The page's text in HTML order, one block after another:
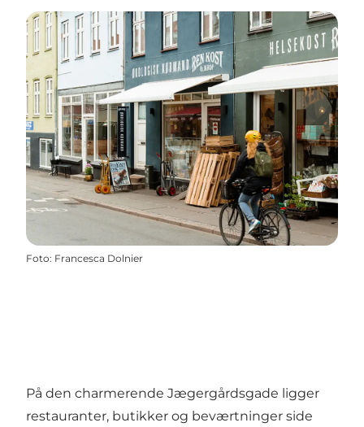
Foto: Francesca Dolnier
På den charmerende Jægergårdsgade ligger
restauranter, butikker og beværtninger side